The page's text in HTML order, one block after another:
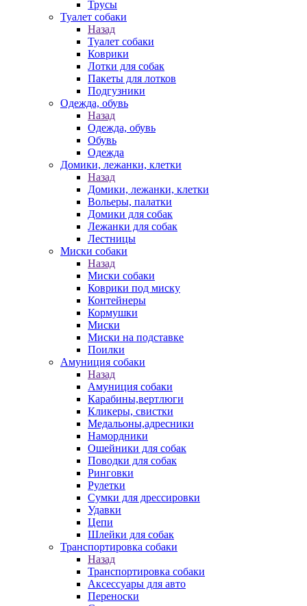
Трусы
Туалет собаки
Назад
Туалет собаки
Коврики
Лотки для собак
Пакеты для лотков
Подгузники
Одежда, обувь
Назад
Одежда, обувь
Обувь
Одежда
Домики, лежанки, клетки
Назад
Домики, лежанки, клетки
Вольеры, палатки
Домики для собак
Лежанки для собак
Лестницы
Миски собаки
Назад
Миски собаки
Коврики под миску
Контейнеры
Кормушки
Миски
Миски на подставке
Поилки
Амуниция собаки
Назад
Амуниция собаки
Карабины,вертлюги
Кликеры, свистки
Медальоны,адресники
Намордники
Ошейники для собак
Поводки для собак
Ринговки
Рулетки
Сумки для дрессировки
Удавки
Цепи
Шлейки для собак
Транспортировка собаки
Назад
Транспортировка собаки
Аксессуары для авто
Переноски